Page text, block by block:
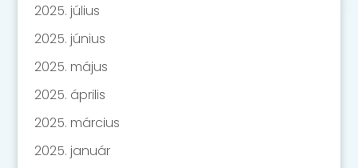
2025. július
2025. június
2025. május
2025. április
2025. március
2025. január